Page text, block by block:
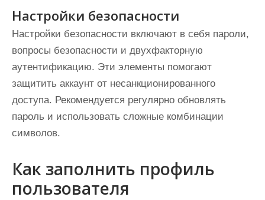
Настройки безопасности
Настройки безопасности включают в себя пароли,
вопросы безопасности и двухфакторную
аутентификацию. Эти элементы помогают
защитить аккаунт от несанкционированного
доступа. Рекомендуется регулярно обновлять
пароль и использовать сложные комбинации
символов.
Как заполнить профиль
пользователя